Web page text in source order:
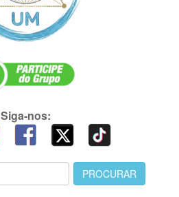
Siga-nos: